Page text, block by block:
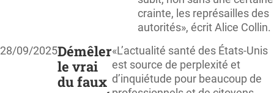
crainte, les représailles des
autorités», écrit Alice Collin.
28/09/2025Démêler
le vrai
du faux
«L’actualité santé des États-Unis
est source de perplexité et
d’inquiétude pour beaucoup de